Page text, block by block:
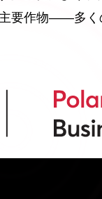
要作物――多